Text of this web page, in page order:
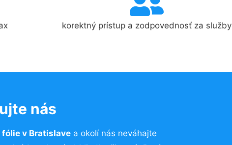
korektný prístup a zodpovednosť za služby
nás
v Bratislavea okolí nás neváhajte